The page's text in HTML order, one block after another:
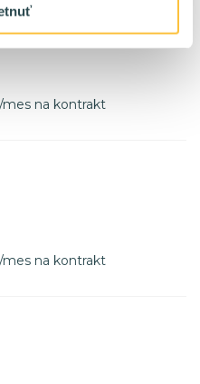
na kontrakt
na kontrakt